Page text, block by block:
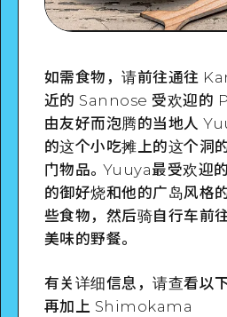
如需食物，请前往通往
近的 Sannose 受欢迎的
由友好而泡腾的当地人
的这个小吃摊上的这个洞
门物品。Yuuya最受欢迎
的御好烧和他的广岛风格
些食物，然后骑自行车前
美味的野餐。
有关详细信息，请查看以下
再加上 Shimokama